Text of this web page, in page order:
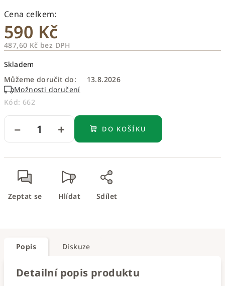
590 Kč
487,60 Kč bez DPH
cena:
Skladem
Můžeme doručit do:
13.8.2026
Možnosti doručení
Kód: 662
+
− DO KOŠÍKU
Zeptat se Hlídat Sdílet
Popis Diskuze
Detailní popis produktu